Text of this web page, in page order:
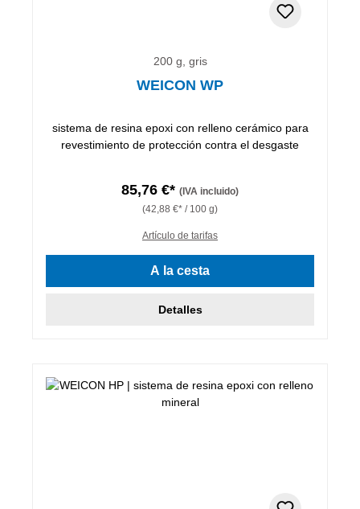
200 g, gris
WEICON WP
sistema de resina epoxi con relleno cerámico para
revestimiento de protección contra el desgaste
85,76 €* (IVA incluido)
(42,88 €* / 100 g)
Artículo de tarifas
A la cesta
Detalles